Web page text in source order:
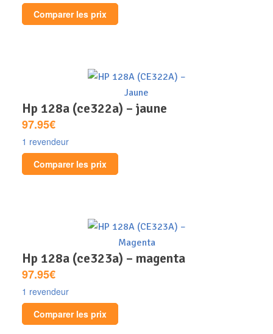
Comparer les prix
hp 128a (ce322a) – jaune
97.95€
1 revendeur
Comparer les prix
hp 128a (ce323a) – magenta
97.95€
1 revendeur
Comparer les prix